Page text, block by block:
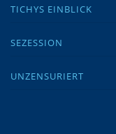
TICHYS EINBLICK
SEZESSION
UNZENSURIERT